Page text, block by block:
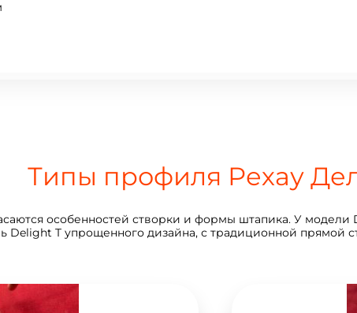
Типы профиля Рехау
особенностей створки и формы штапика. У модели
Delight T упрощенного дизайна, с традиционной прямой